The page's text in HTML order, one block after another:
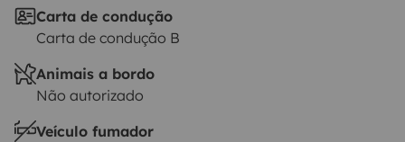
Carta de condução
Carta de condução B
Animais a bordo
Não autorizado
Veículo fumador